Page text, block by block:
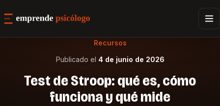
Recursos
Publicado el 4 de junio de 2026
Test de Stroop: qué es, cómo
funciona y qué mide